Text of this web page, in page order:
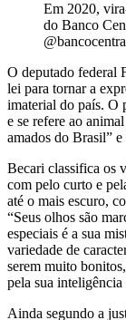
Em 2020,
do Banco
O deputado federal
lei para tornar a
imaterial do país. O
e se refere ao
amados do Brasil”
Becari classifica os
com pelo curto e
até o mais escuro,
“Seus olhos são
especiais é a sua
variedade de
serem muito
pela sua
Ainda segundo a